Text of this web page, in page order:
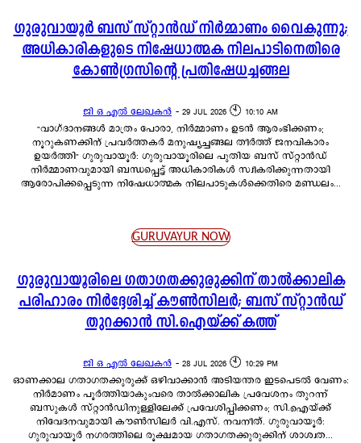
ഗുരുവായൂർ ബസ് സ്റ്റാൻഡ് നിർമ്മാണം വൈകുന്നു;
അധികാരികളുടെ നിഷേധാത്മക നിലപാടിനെതിരെ
കോൺഗ്രസിന്റെ പ്രതിഷേധച്ചങ്ങല
ജി ഒ എൽ ലേഖകൻ - 29 JUL 2026 🕙 10:10 AM
"വാഗ്ദാനങ്ങൾ മാത്രം പോരാ, നിർമ്മാണം ഉടൻ ആരംഭിക്കണം;
നൂറുകണക്കിന് പ്രവർത്തകർ മനുഷ്യച്ചങ്ങല തീർത്ത് ജനവികാരം
ഉയർത്തി" ഗുരുവായൂർ: ഗുരുവായൂരിലെ പുതിയ ബസ് സ്റ്റാൻഡ്
നിർമ്മാണവുമായി ബന്ധപ്പെട്ട് അധികാരികൾ സ്വീകരിക്കുന്നതായി
ആരോപിക്കപ്പെടുന്ന നിഷേധാത്മക നിലപാടുകൾക്കെതിരെ മണ്ഡലം...
GURUVAYUR NOW
ഗുരുവായൂരിലെ ഗതാഗതക്കുരുക്കിന് താൽക്കാലിക
പരിഹാരം നിർദ്ദേശിച്ച് കൗൺസിലർ; ബസ് സ്റ്റാൻഡ്
തുറക്കാൻ സി.ഐയ്ക്ക് കത്ത്
ജി ഒ എൽ ലേഖകൻ - 28 JUL 2026 🕙 10:29 PM
ഓണക്കാല ഗതാഗതക്കുരുക്ക് ഒഴിവാക്കാൻ അടിയന്തര ഇടപെടൽ വേണം:
നിർമാണം പൂർത്തിയാകുംവരെ താൽക്കാലിക പ്രവേശനം തുറന്ന്
ബസുകൾ സ്റ്റാൻഡിനുള്ളിലേക്ക് പ്രവേശിപ്പിക്കണം; സി.ഐയ്ക്ക്
നിവേദനവുമായി കൗൺസിലർ വി.എസ്. നവനീത്. ഗുരുവായൂർ:
ഗുരുവായൂർ നഗരത്തിലെ രൂക്ഷമായ ഗതാഗതക്കുരുക്കിന് ശാശ്വത...